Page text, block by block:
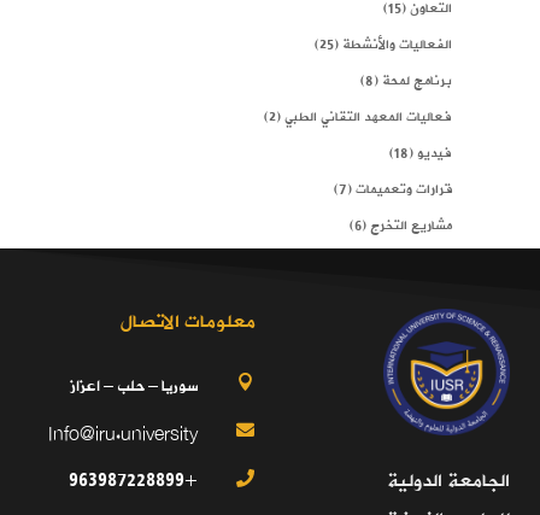
التعاون(15)
الفعاليات والأنشطة(25)
برنامج لمحة(8)
فعاليات المعهد التقاني الطبي(2)
فيديو(18)
قرارات وتعميمات(7)
مشاريع التخرج(6)
الجامعة الدولية
معلومات الاتصال
 سوريا – حلب – اعزاز

Info@iru.university

+963987228899